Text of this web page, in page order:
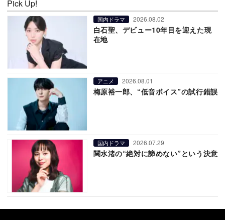
Pick Up!
国内ドラマ 2026.08.02
白石聖、デビュー10年目を迎えた現
在地
アニメ 2026.08.01
梅原裕一郎、“低音ボイス”の試行錯誤
国内ドラマ 2026.07.29
関水渚の“絶対に諦めない”という決意